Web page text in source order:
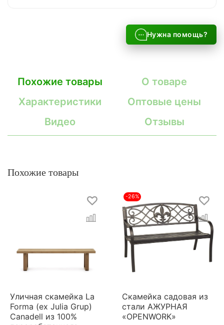
Нужна помощь?
Похожие товары
О товаре
Характеристики
Оптовые цены
Видео
Отзывы
Похожие товары
Уличная скамейка La
Forma (ex Julia Grup)
Canadell из 100%
-26%
Скамейка садовая из
стали АЖУРНАЯ
«OPENWORK»